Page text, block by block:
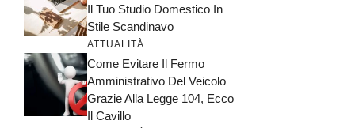
Il Tuo Studio Domestico In
Stile Scandinavo
ATTUALITÀ
Come Evitare Il Fermo
Amministrativo Del Veicolo
Grazie Alla Legge 104, Ecco
Il Cavillo